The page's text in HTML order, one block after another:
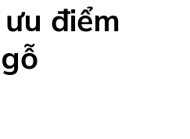
điểm